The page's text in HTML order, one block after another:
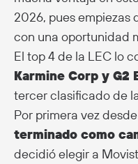
2026, pues empiezas
con una oportunidad
El top 4 de la LEC lo
Karmine Corp y G2
tercer clasificado de
Por primera vez
terminado como
decidió elegir a